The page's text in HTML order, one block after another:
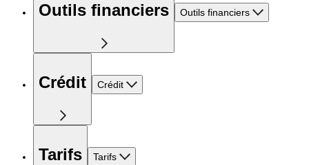
Outils financiers Outils financiers
Crédit Crédit
Tarifs Tarifs